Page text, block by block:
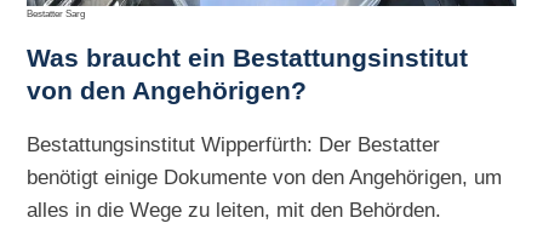
Bestatter Sarg
Was braucht ein Bestattungsinstitut
von den Angehörigen?
Bestattungsinstitut Wipperfürth: Der Bestatter
benötigt einige Dokumente von den Angehörigen, um
alles in die Wege zu leiten, mit den Behörden.